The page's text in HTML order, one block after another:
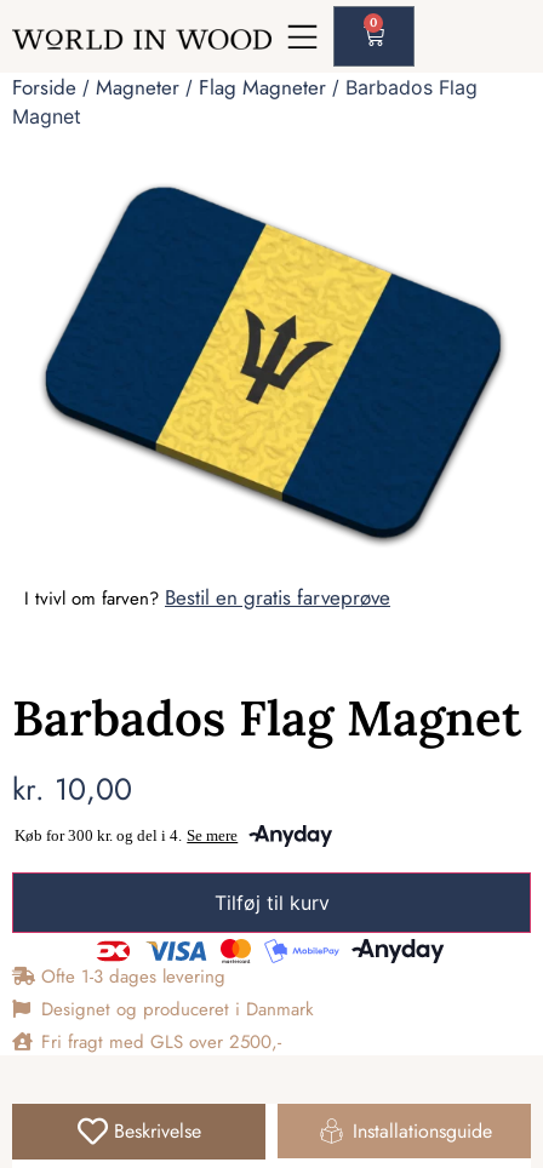
0
Forside / Magneter / Flag Magneter / Barbados Flag
Magnet
I tvivl om farven? Bestil en gratis farveprøve
Barbados Flag Magnet
kr. 10,00
Tilføj til kurv
Ofte 1-3 dages levering
Designet og produceret i Danmark
Fri fragt med GLS over 2500,-
Beskrivelse Installationsguide